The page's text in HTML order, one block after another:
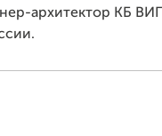
архитектор КБ